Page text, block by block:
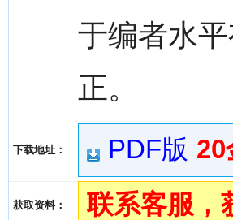
于编者水
正。
下载地址： PDF版 20
获取资料： 联系客服，